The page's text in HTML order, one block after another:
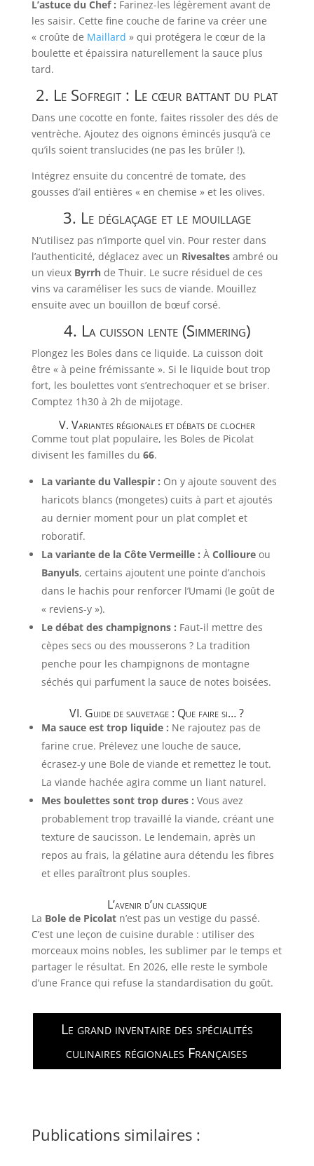
L’astuce du Chef : Farinez-les légèrement avant de
les saisir. Cette fine couche de farine va créer une
« croûte de Maillard » qui protégera le cœur de la
boulette et épaissira naturellement la sauce plus
tard.
2. Le Sofregit : Le cœur battant du plat
Dans une cocotte en fonte, faites rissoler des dés de
ventrèche. Ajoutez des oignons émincés jusqu’à ce
qu’ils soient translucides (ne pas les brûler !).
Intégrez ensuite du concentré de tomate, des
gousses d’ail entières « en chemise » et les olives.
3. Le déglaçage et le mouillage
N’utilisez pas n’importe quel vin. Pour rester dans
l’authenticité, déglacez avec un Rivesaltesambré ou
un vieux Byrrhde Thuir. Le sucre résiduel de ces
vins va caraméliser les sucs de viande. Mouillez
ensuite avec un bouillon de bœuf corsé.
4. La cuisson lente (Simmering)
Plongez les Boles dans ce liquide. La cuisson doit
être « à peine frémissante ». Si le liquide bout trop
fort, les boulettes vont s’entrechoquer et se briser.
Comptez 1h30 à 2h de mijotage.
V. Variantes régionales et débats de clocher
Comme tout plat populaire, les Boles de Picolat
divisent les familles du 66.
La variante du Vallespir : On y ajoute souvent des
haricots blancs (mongetes) cuits à part et ajoutés
au dernier moment pour un plat complet et
roboratif.
La variante de la Côte Vermeille : À Collioureou
Banyuls, certains ajoutent une pointe d’anchois
dans le hachis pour renforcer l’Umami (le goût de
« reviens-y »).
Le débat des champignons : Faut-il mettre des
cèpes secs ou des mousserons ? La tradition
penche pour les champignons de montagne
séchés qui parfument la sauce de notes boisées.
VI. Guide de sauvetage : Que faire si… ?
Ma sauce est trop liquide : Ne rajoutez pas de
farine crue. Prélevez une louche de sauce,
écrasez-y une Bole de viande et remettez le tout.
La viande hachée agira comme un liant naturel.
Mes boulettes sont trop dures : Vous avez
probablement trop travaillé la viande, créant une
texture de saucisson. Le lendemain, après un
repos au frais, la gélatine aura détendu les fibres
et elles paraîtront plus souples.
L’avenir d’un classique
La Bole de Picolatn’est pas un vestige du passé.
C’est une leçon de cuisine durable : utiliser des
morceaux moins nobles, les sublimer par le temps et
partager le résultat. En 2026, elle reste le symbole
d’une France qui refuse la standardisation du goût.
Le grand inventaire des spécialités
culinaires régionales Françaises
Publications similaires :